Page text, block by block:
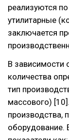
реализуются
утилитарные
заключается
В зависимости
количества
тип
массового)
производства,
оборудование.